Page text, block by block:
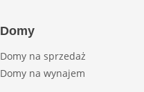
Domy
Domy na sprzedaż
Domy na wynajem